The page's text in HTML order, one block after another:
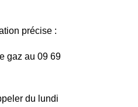
précise :
gaz au 09 69
du lundi